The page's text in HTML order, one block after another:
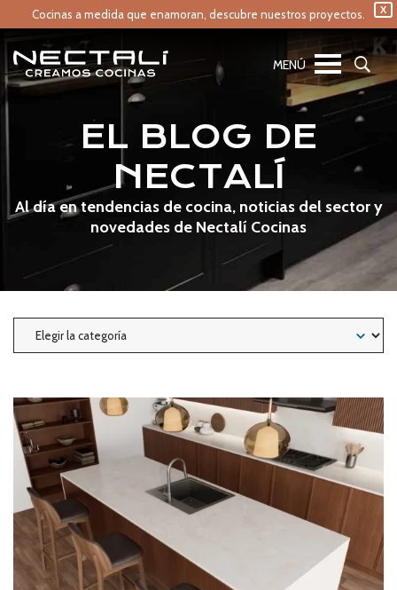
X
Cocinas a medida que enamoran, descubre nuestros proyectos.
EL BLOG DE
NECTALÍ
Al día en tendencias de cocina, noticias del sector y
novedades de Nectalí Cocinas